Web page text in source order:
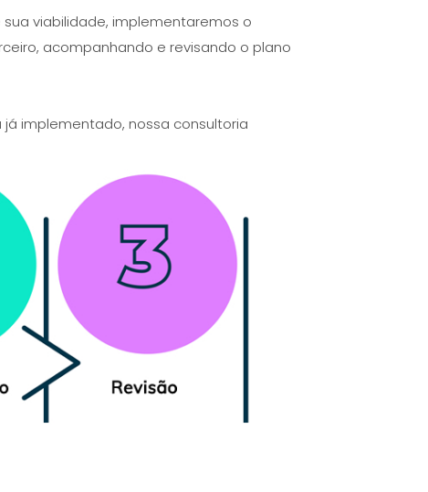
viabilidade, implementaremos o
acompanhando e revisando o plano
implementado, nossa consultoria